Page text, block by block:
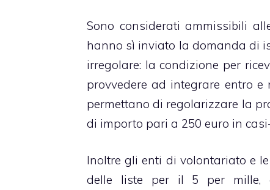
Sono considerati ammissibili
hanno sì inviato la domanda di
irregolare: la condizione per
provvedere ad integrare entro
permettano di regolarizzare la
di importo pari a 250 euro in
Inoltre gli enti di volontariato e
delle liste per il 5 per mille,